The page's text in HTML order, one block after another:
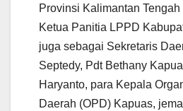
Provinsi Kalimantan Tengah
Ketua Panitia LPPD
juga sebagai Sekretaris
Septedy, Pdt Bethany
Haryanto, para Kepala
Daerah (OPD) Kapuas,